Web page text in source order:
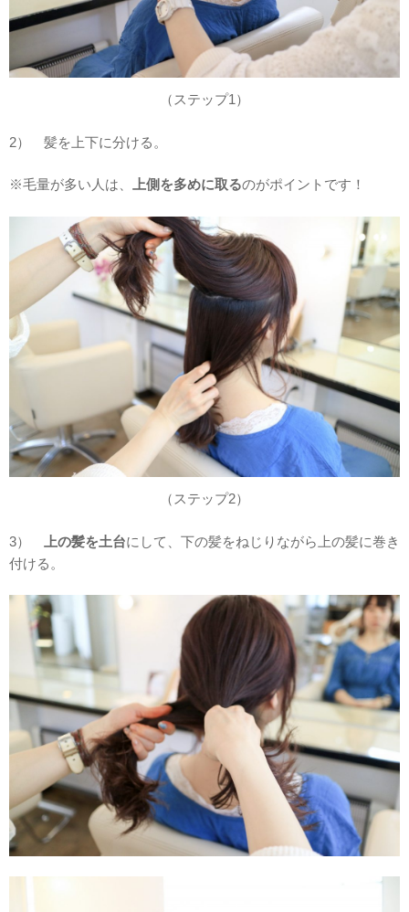
（ステップ1）
2） 髪を上下に分ける。
※毛量が多い人は、 上側を多めに取るのがポイントです！
（ステップ2）
3） 上の髪を土台にして、下の髪をねじりながら上の髪に巻き
付ける。